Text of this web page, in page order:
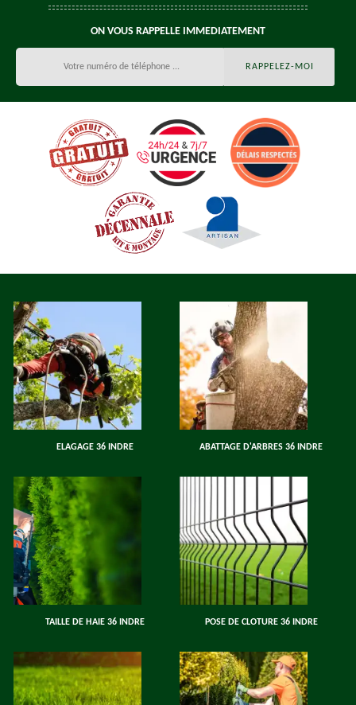
ON VOUS RAPPELLE IMMEDIATEMENT
ELAGAGE 36 INDRE ABATTAGE D'ARBRES 36 INDRE
TAILLE DE HAIE 36 INDRE POSE DE CLOTURE 36 INDRE